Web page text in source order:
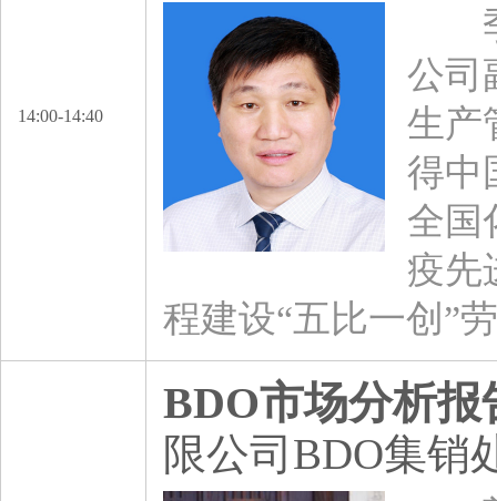
14:00-14:40
季
公司
生产
得中
全国
疫先
程建设“五比一创”
BDO市场分析报
限公司BDO集销